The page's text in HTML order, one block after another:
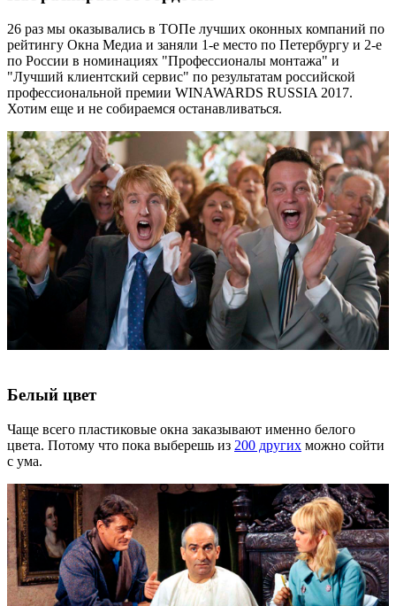
26 раз мы оказывались в ТОПе лучших оконных компаний по
рейтингу Окна Медиа и заняли 1-е место по Петербургу и 2-е
по России в номинациях "Профессионалы монтажа" и
"Лучший клиентский сервис" по результатам российской
профессиональной премии WINAWARDS RUSSIA 2017.
Хотим еще и не собираемся останавливаться.
Белый цвет
Чаще всего пластиковые окна заказывают именно белого
цвета. Потому что пока выберешь из 200 других можно сойти
с ума.